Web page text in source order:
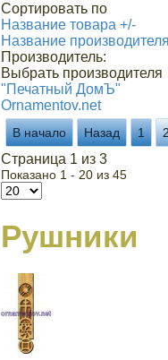
Сортировать по
Название товара +/-
Название
Производитель:
Выбрать производителя
"Печатный ДомЪ"
Ornamentov.net
В начало Назад 1
Страница 1 из 3
Показано 1 - 20 из 45
Рушники